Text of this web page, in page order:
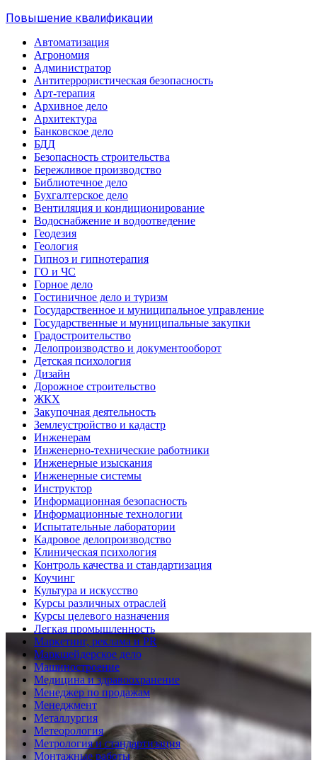
Повышение квалификации
Автоматизация
Агрономия
Администратор
Антитеррористическая безопасность
Арт-терапия
Архивное дело
Архитектура
Банковское дело
БДД
Безопасность строительства
Бережливое производство
Библиотечное дело
Бухгалтерское дело
Вентиляция и кондиционирование
Водоснабжение и водоотведение
Геодезия
Геология
Гипноз и гипнотерапия
ГО и ЧС
Горное дело
Гостиничное дело и туризм
Государственное и муниципальное управление
Государственные и муниципальные закупки
Градостроительство
Делопроизводство и документооборот
Детская психология
Дизайн
Дорожное строительство
ЖКХ
Закупочная деятельность
Землеустройство и кадастр
Инженерам
Инженерно-технические работники
Инженерные изыскания
Инженерные системы
Инструктор
Информационная безопасность
Информационные технологии
Испытательные лаборатории
Кадровое делопроизводство
Клиническая психология
Контроль качества и стандартизация
Коучинг
Культура и искусство
Курсы различных отраслей
Курсы целевого назначения
Легкая промышленность
Маркетинг, реклама и PR
Маркшейдерское дело
Машиностроение
Медицина и здравоохранение
Менеджер по продажам
Менеджмент
Металлургия
Метеорология
Метрология и стандартизация
Монтажные работы